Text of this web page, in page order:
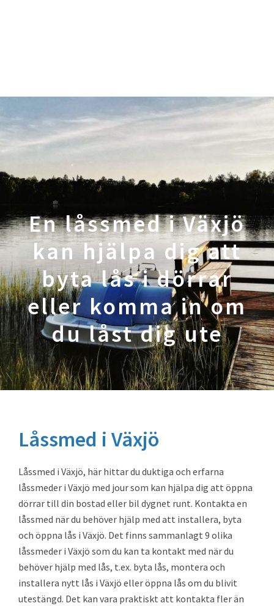
En låssmed i Växjö
kan hjälpa dig att
byta lås i dörrar
eller komma in om
du låst dig ute
Låssmed i Växjö
Låssmed i Växjö, här hittar du duktiga och erfarna
låssmeder i Växjö med jour som kan hjälpa dig att öppna
dörrar till din bostad eller bil dygnet runt. Kontakta en
låssmed när du behöver hjälp med att installera, byta
och öppna lås i Växjö. Det finns sammanlagt 9 olika
låssmeder i Växjö som du kan ta kontakt med när du
behöver hjälp med lås, t.ex. byta lås, montera och
installera nytt lås i Växjö eller öppna lås om du blivit
utestängd. Det kan vara praktiskt att kontakta fler än